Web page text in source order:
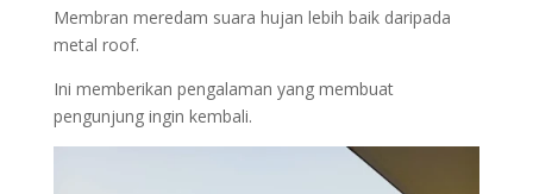
Membran meredam suara hujan lebih baik daripada
metal roof.
Ini memberikan pengalaman yang membuat
pengunjung ingin kembali.